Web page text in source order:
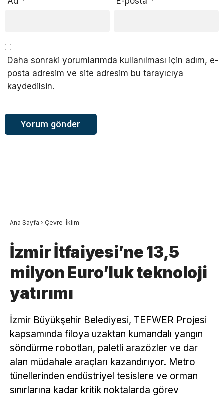
Daha sonraki yorumlarımda kullanılması için adım, e-
posta adresim ve site adresim bu tarayıcıya
kaydedilsin.
Ana Sayfa › Çevre-İklim
İzmir İtfaiyesi’ne 13,5
milyon Euro’luk teknoloji
yatırımı
İzmir Büyükşehir Belediyesi, TEFWER Projesi
kapsamında filoya uzaktan kumandalı yangın
söndürme robotları, paletli arazözler ve dar
alan müdahale araçları kazandırıyor. Metro
tünellerinden endüstriyel tesislere ve orman
sınırlarına kadar kritik noktalarda görev